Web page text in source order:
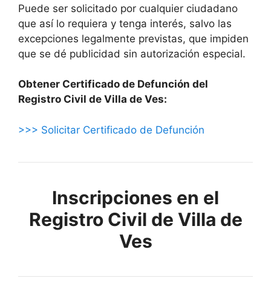
Puede ser solicitado por cualquier ciudadano
que así lo requiera y tenga interés, salvo las
excepciones legalmente previstas, que impiden
que se dé publicidad sin autorización especial.
Obtener Certificado de Defunción del
Registro Civil de Villa de Ves:
>>> Solicitar Certificado de Defunción
Inscripciones en el
Registro Civil de Villa de
Ves